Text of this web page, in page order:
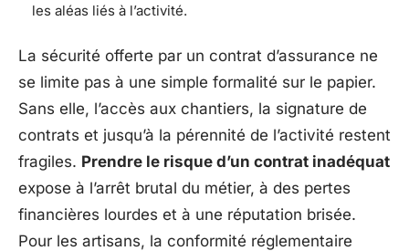
les aléas liés à l’activité.
La sécurité offerte par un contrat d’assurance ne
se limite pas à une simple formalité sur le papier.
Sans elle, l’accès aux chantiers, la signature de
contrats et jusqu’à la pérennité de l’activité restent
fragiles. Prendre le risque d’un contrat inadéquat
expose à l’arrêt brutal du métier, à des pertes
financières lourdes et à une réputation brisée.
Pour les artisans, la conformité réglementaire